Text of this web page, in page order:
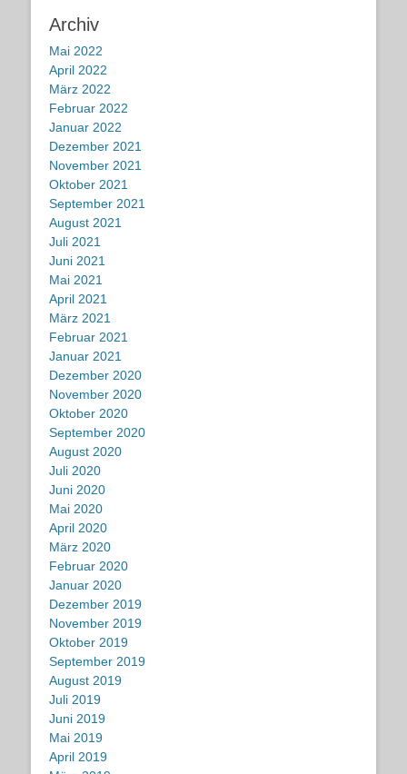
Archiv
Mai 2022
April 2022
März 2022
Februar 2022
Januar 2022
Dezember 2021
November 2021
Oktober 2021
September 2021
August 2021
Juli 2021
Juni 2021
Mai 2021
April 2021
März 2021
Februar 2021
Januar 2021
Dezember 2020
November 2020
Oktober 2020
September 2020
August 2020
Juli 2020
Juni 2020
Mai 2020
April 2020
März 2020
Februar 2020
Januar 2020
Dezember 2019
November 2019
Oktober 2019
September 2019
August 2019
Juli 2019
Juni 2019
Mai 2019
April 2019